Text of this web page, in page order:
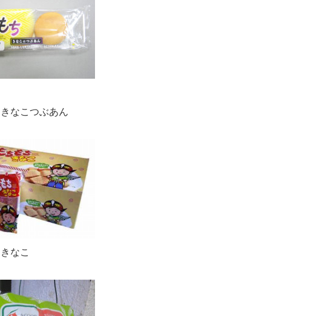
なこつぶあん
なこ